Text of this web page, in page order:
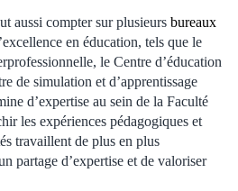
aussi compter sur plusieurs bureaux
en éducation, tels que le
le Centre d’éducation
de simulation et d’apprentissage
d’expertise au sein de la Faculté
les expériences pédagogiques et
travaillent de plus en plus
partage d’expertise et de valoriser